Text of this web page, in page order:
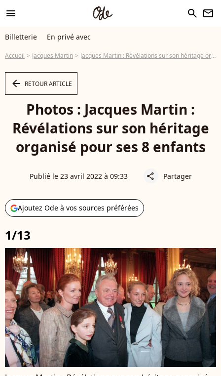
menu search newsletter
Billetterie En privé avec
Accueil Jacques Martin Jacques Martin : Révélations sur son héritage organisé pour ses 8 enfants
arrow_left RETOUR ARTICLE
Photos : Jacques Martin :
Révélations sur son héritage
organisé pour ses 8 enfants
Publié le 23 avril 2022 à 09:33 share Partager
Ajoutez Ode à vos sources préférées
1/13